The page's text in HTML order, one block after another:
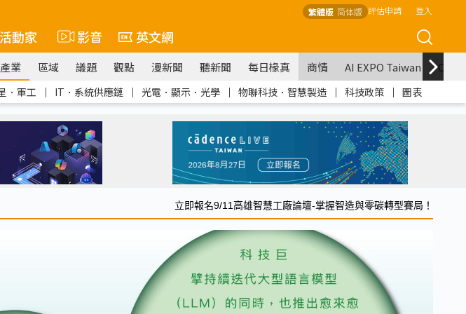
繁體版 简体版 評估申請 登入
活動家 影音 英文網
產業 區域 議題 觀點 漫新聞 聽新聞 每日椽真 商情 AI EXPO Taiwan
．軍工 ｜ IT．系統供應鏈 ｜ 光電．顯示．光學 ｜ 物聯科技．智慧製造 ｜ 科技政策 ｜ 圖表
立即報名9/11高雄智慧工廠論壇-掌握智造與零碳轉型賽局！